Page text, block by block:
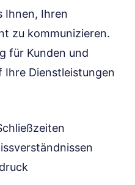
Ihnen, Ihren
zu kommunizieren.
für Kunden und
Ihre Dienstleistungen